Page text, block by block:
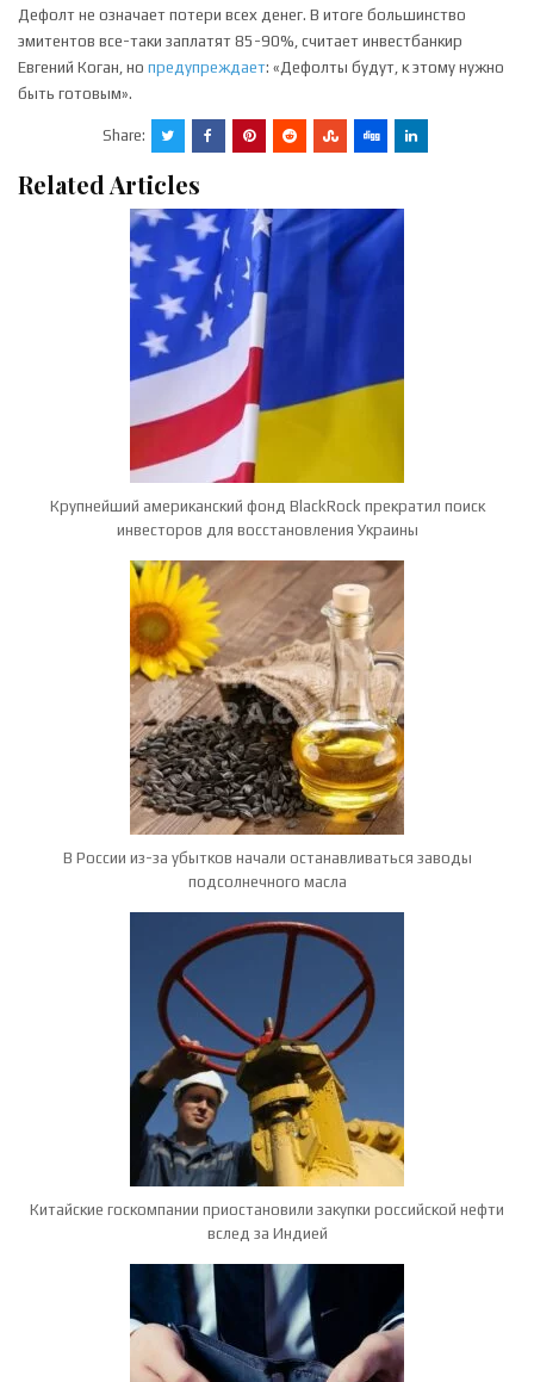
Дефолт не означает потери всех денег. В итоге большинство
эмитентов все-таки заплатят 85-90%, считает инвестбанкир
Евгений Коган, но предупреждает: «Дефолты будут, к этому нужно
быть готовым».
Share:
Related Articles
Крупнейший американский фонд BlackRock прекратил поиск
инвесторов для восстановления Украины
В России из-за убытков начали останавливаться заводы
подсолнечного масла
Китайские госкомпании приостановили закупки российской нефти
вслед за Индией